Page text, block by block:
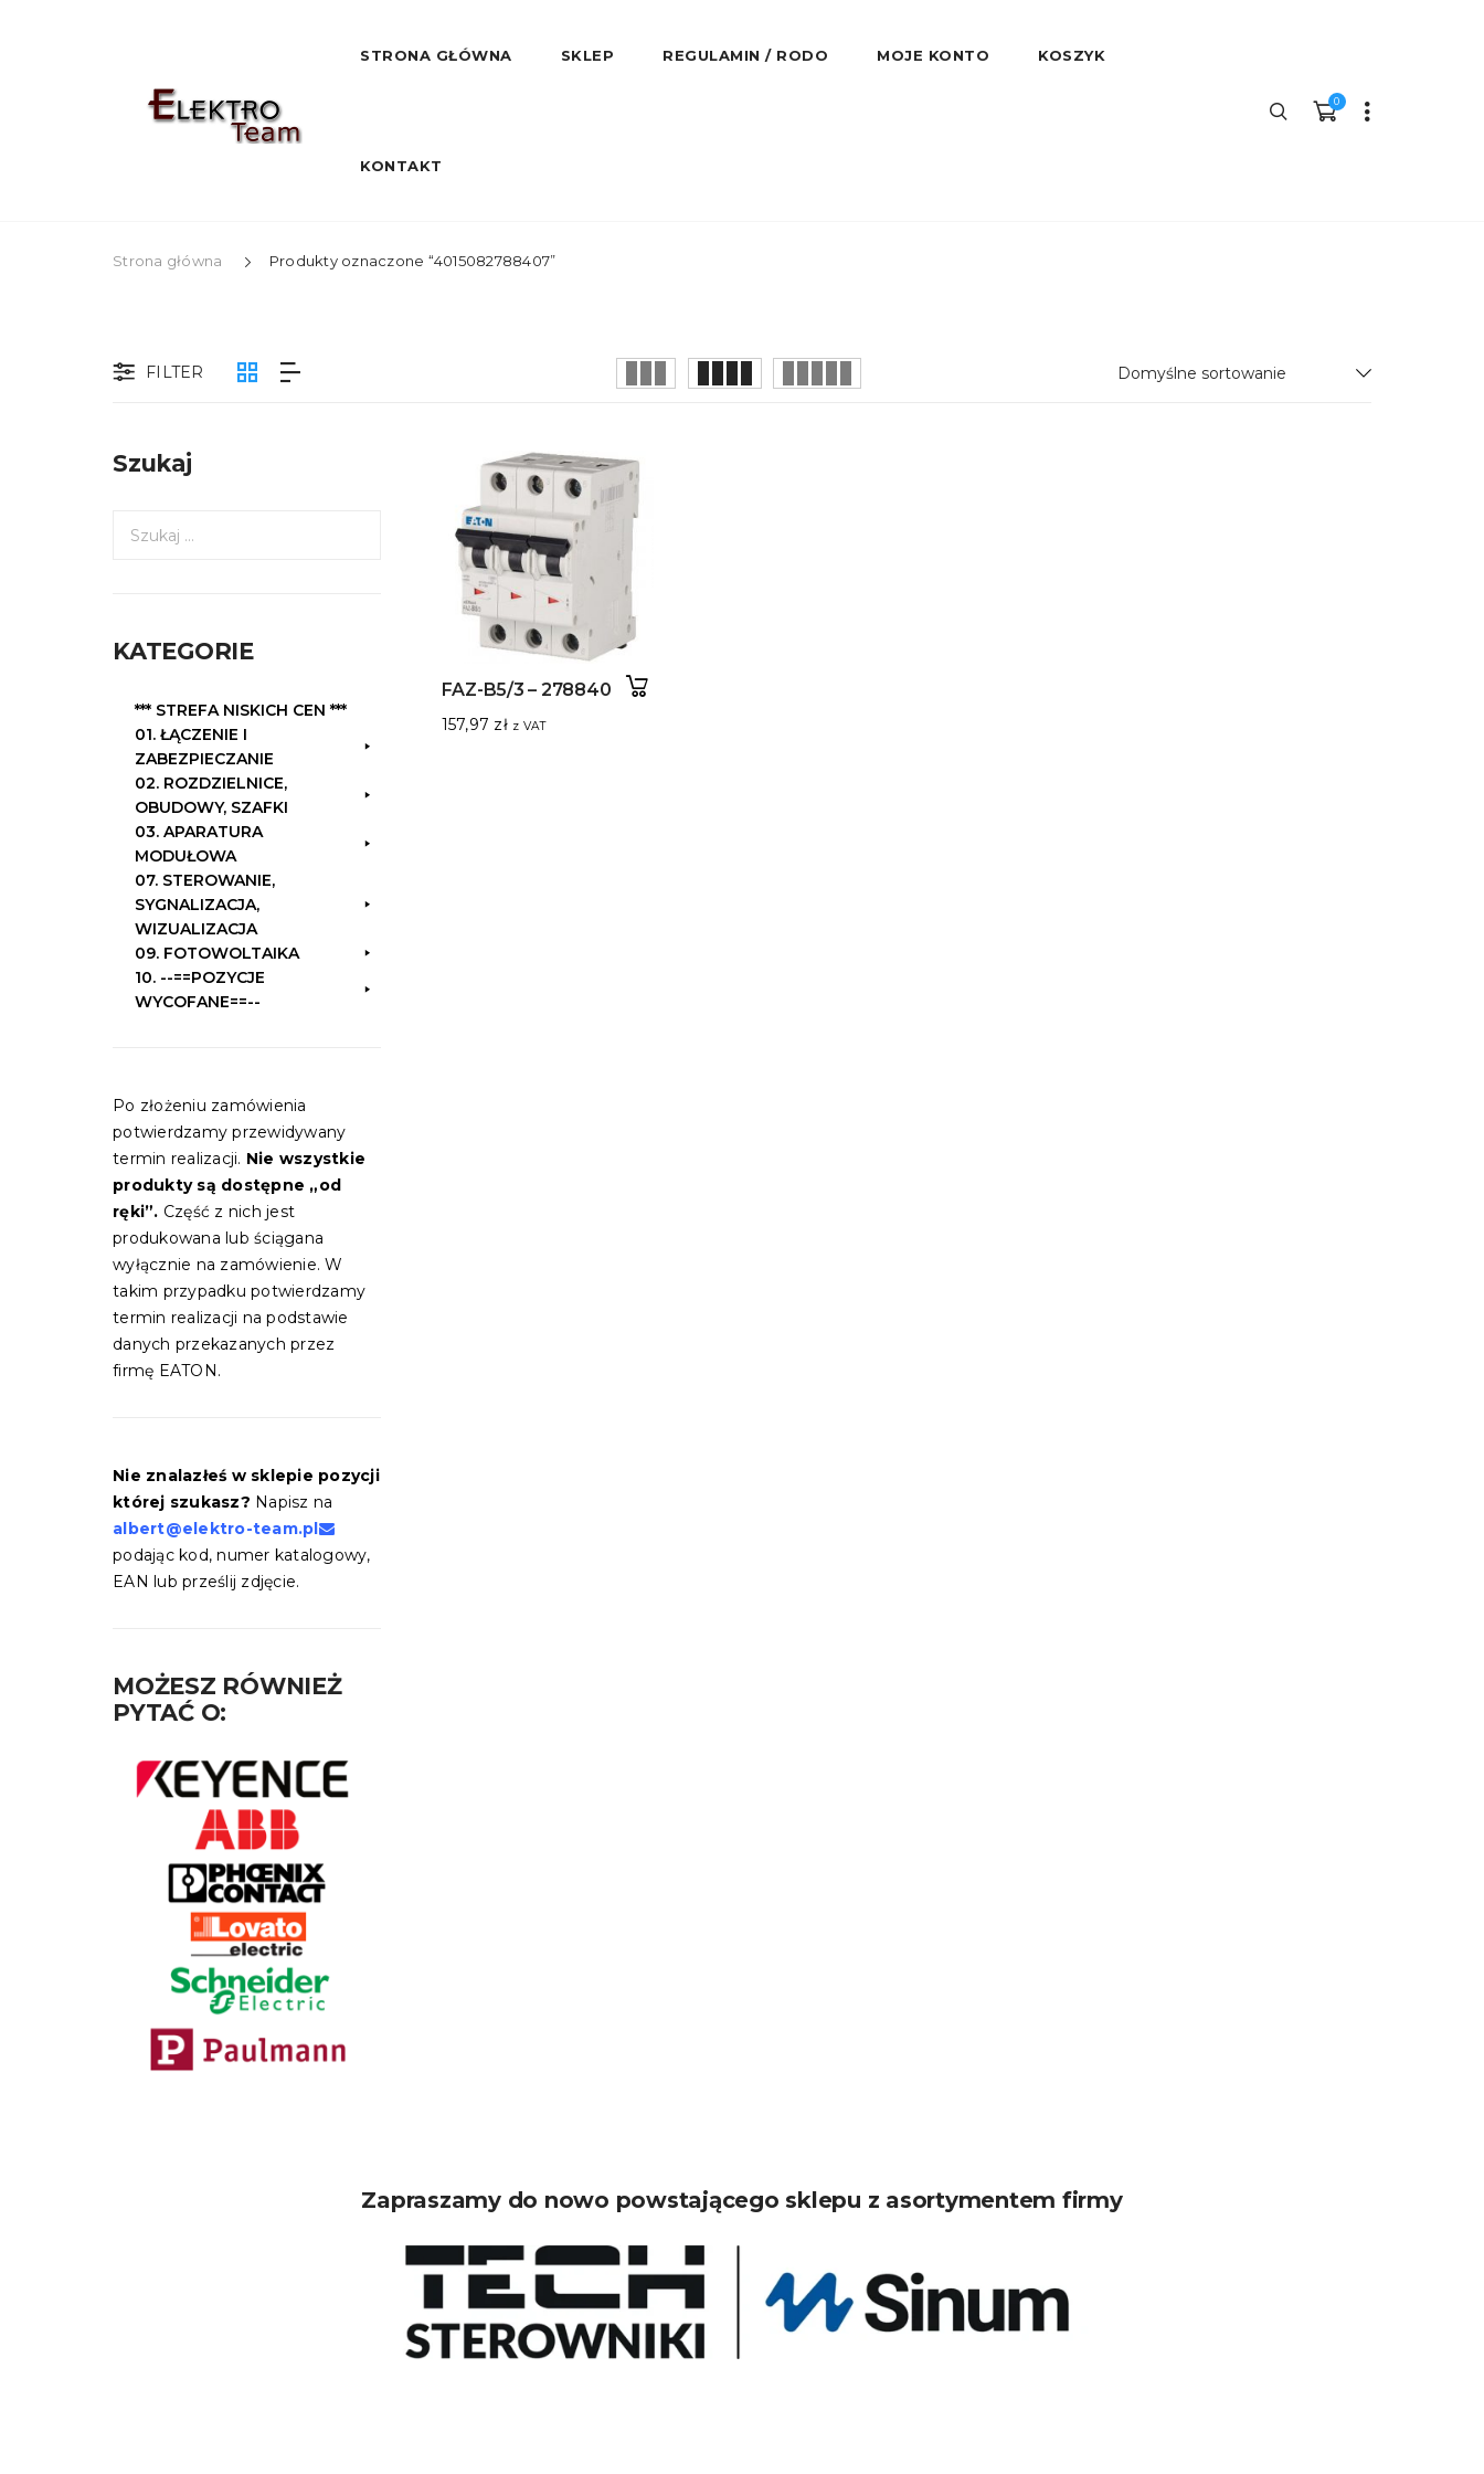
STRONA GŁÓWNA SKLEP REGULAMIN / RODO MOJE KONTO KOSZYK
KONTAKT
0
Strona główna Produkty oznaczone “4015082788407”
FILTER
Szukaj
jKATEGORIE
*** STREFA NISKICH CEN ***
01. ŁĄCZENIE I
ZABEZPIECZANIE
02. ROZDZIELNICE,
OBUDOWY, SZAFKI
03. APARATURA
MODUŁOWA
07. STEROWANIE,
SYGNALIZACJA,
WIZUALIZACJA
09. FOTOWOLTAIKA
10. --==POZYCJE
WYCOFANE==--
Po złożeniu zamówienia
potwierdzamy przewidywany
termin realizacji. Nie wszystkie
produkty są dostępne „od
ręki”. Część z nich jest
produkowana lub ściągana
wyłącznie na zamówienie. W
takim przypadku potwierdzamy
termin realizacji na podstawie
danych przekazanych przez
firmę EATON.
Nie znalazłeś w sklepie pozycji
której szukasz? Napisz na
albert@elektro-team.pl
podając kod, numer katalogowy,
EAN lub prześlij zdjęcie.
MOŻESZ RÓWNIEŻ
PYTAĆ O:
FAZ-B5/3 – 278840
157,97 zł z VAT
Zapraszamy do nowo powstającego sklepu z asortymentem firmy